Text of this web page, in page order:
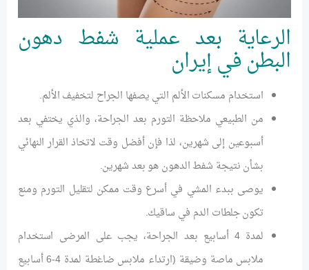
الرعاية بعد عملية شفط دهون
البطن في إيران
استخدام مسكنات الألم التي يصفها الجراح لتخفيف الألم.
من الطبيعي ملاحظة التورم بعد الجراحة، والذي يختفي بعد
أسبوعين إلى شهرين، لذا فإن أفضل وقت لاتخاذ القرار النهائي
بشأن نتيجة شفط الدهون هو بعد شهرين.
يوصى ببدء المشي في أسرع وقت ممكن لتقليل التورم ومنع
تكون جلطات الدم في ساقيك.
لمدة 4 أسابيع بعد الجراحة، يجب على المرضى استخدام
ملابس ماصة وضيقة (ارتداء ملابس ضاغطة لمدة 4-6 أسابيع